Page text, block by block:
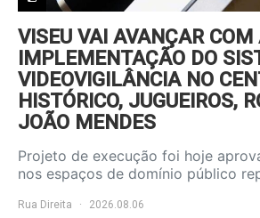
VISEU VAI AVANÇAR COM
IMPLEMENTAÇÃO DO
VIDEOVIGILÂNCIA NO
HISTÓRICO, JUGUEIROS,
JOÃO MENDES
Projeto de execução foi hoje
nos espaços de domínio público
Rua Direita 2026.08.06